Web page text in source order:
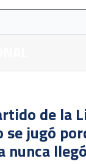
de la
se jugó
nunca llegó